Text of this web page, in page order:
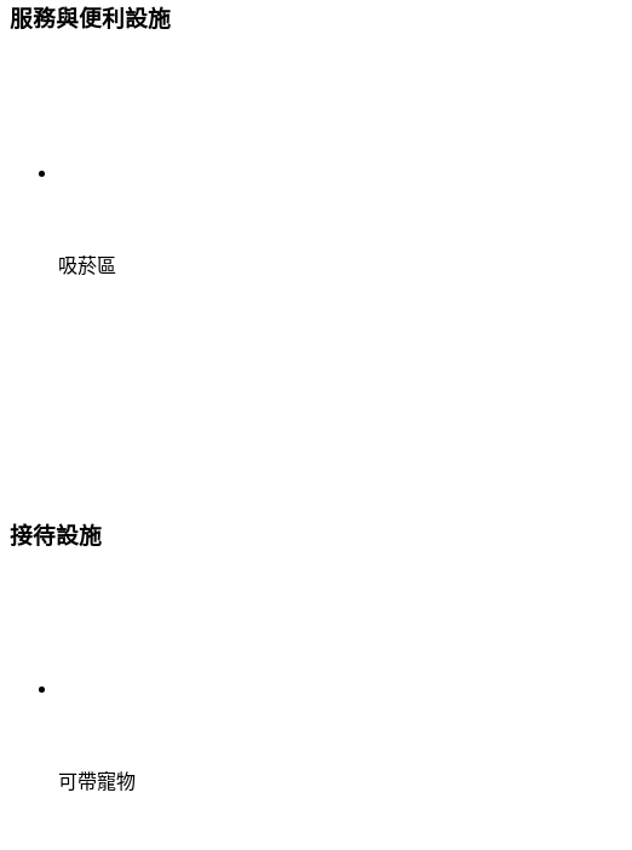
服務與便利設施
吸菸區
接待設施
可帶寵物